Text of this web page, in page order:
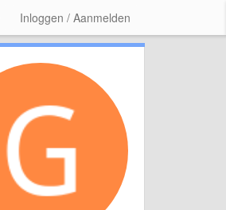
Inloggen / Aanmelden